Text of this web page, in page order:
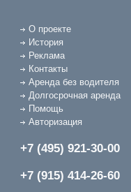
О проекте
История
Реклама
Контакты
Аренда без водителя
Долгосрочная аренда
Помощь
Авторизация
+7 (495) 921-30-00
+7 (915) 414-26-60